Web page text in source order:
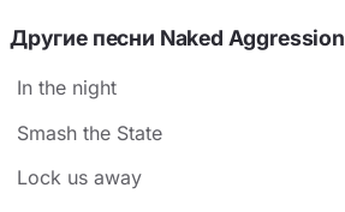
Другие песни Naked Aggression
In the night
Smash the State
Lock us away